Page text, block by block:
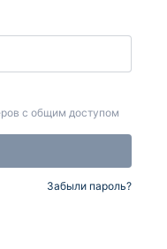
с общим доступом
Забыли пароль?